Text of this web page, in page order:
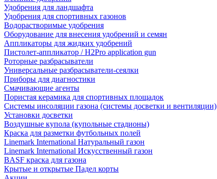
Удобрения для ландшафта
Удобрения для спортивных газонов
Водорастворимые удобрения
Оборудование для внесения удобрений и семян
Аппликаторы для жидких удобрений
Пистолет-аппликатор / H2Pro application gun
Роторные разбрасыватели
Универсальные разбрасыватели-сеялки
Приборы для диагностики
Смачивающие агенты
Пористая керамика для спортивных площадок
Системы инсоляции газона (системы досветки и вентиляции)
Установки досветки
Воздушные купола (купольные стадионы)
Краска для разметки футбольных полей
Linemark International Натуральный газон
Linemark International Искусственный газон
BASF краска для газона
Крытые и открытые Падел корты